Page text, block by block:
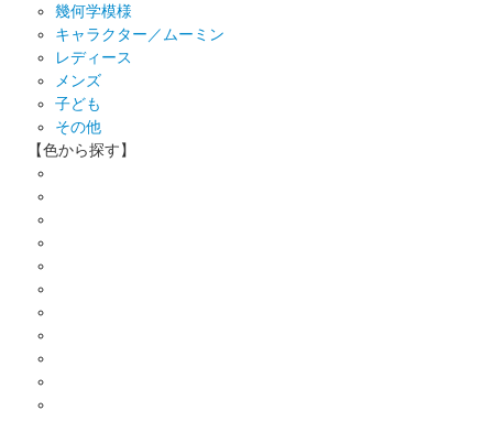
幾何学模様
キャラクター／ムーミン
レディース
メンズ
子ども
その他
【色から探す】